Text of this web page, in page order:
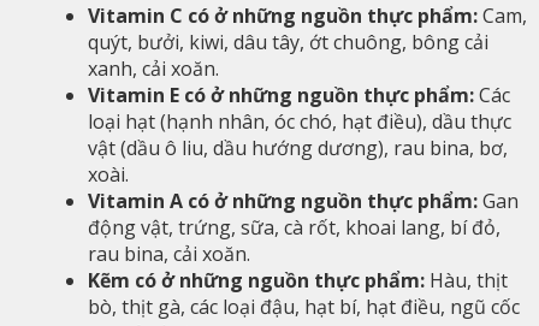
Vitamin C có ở những nguồn thực phẩm:Cam,
quýt, bưởi, kiwi, dâu tây, ớt chuông, bông cải
xanh, cải xoăn.
Vitamin E có ở những nguồn thực phẩm:Các
loại hạt (hạnh nhân, óc chó, hạt điều), dầu thực
vật (dầu ô liu, dầu hướng dương), rau bina, bơ,
xoài.
Vitamin A có ở những nguồn thực phẩm:Gan
động vật, trứng, sữa, cà rốt, khoai lang, bí đỏ,
rau bina, cải xoăn.
Kẽm có ở những nguồn thực phẩm: Hàu, thịt
bò, thịt gà, các loại đậu, hạt bí, hạt điều, ngũ cốc